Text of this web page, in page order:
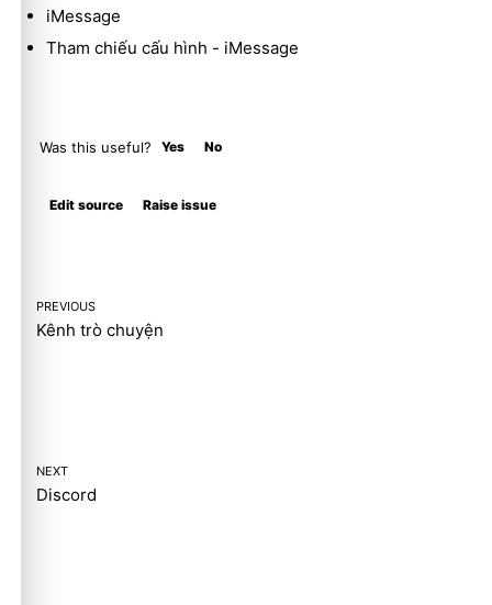
iMessage
Tham chiếu cấu hình - iMessage
Was this useful? Yes No
Edit source Raise issue
PREVIOUS
Kênh trò chuyện
NEXT
Discord